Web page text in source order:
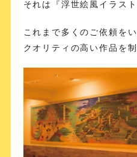
それは『浮世絵風イラスト
これまで多くのご依頼をい
クオリティの高い作品を